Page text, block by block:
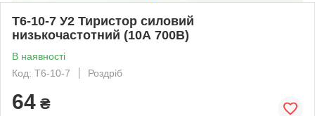
Т6-10-7 У2 Тиристор силовий
низькочастотний (10А 700В)
В наявності
Код: Т6-10-7
Роздріб
64 ₴